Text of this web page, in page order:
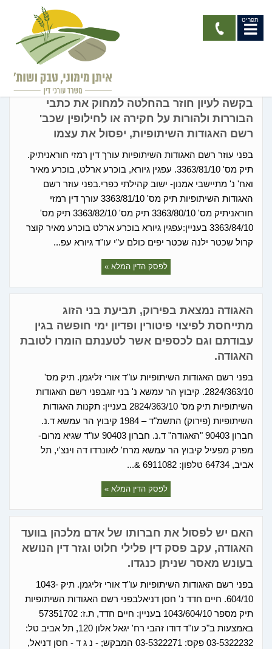
תפריט
החלטות רשם האגודות
בקשה לעיון חוזר בהחלטה למחוק את כתבי
הבוררות ולהורות על חקירה או לחילופין שכב'
רשם האגודות השיתופיות, יפסול את עצמו
בפני עוזר רשם האגודות השיתופיות עורך דין רמזי חוראניתיק.
תיק מס' 3363/81/10. עפגין גיורא, בוכרע ארלט, בוכרע מאיר
ואח' נ' מתיישבי אמנון- ישוב קהילתי כפרי.בפני עוזר רשם
האגודות השיתופיות תיק מס' 3363/81/10 עורך דין רמזי
חוראניתיק מס' 3363/80/10 תיק מס' 3363/82/10 תיק מס'
3363/84/10 בעניין:עפגין גיורא בוכרע ארלט בוכרע מאיר קוצר
קרול שכטר ילנה שכטר יפים כולם ע"י עו"ד גיורא עפ...
לפסק הדין המלא »
האגודה נמצאת בפירוק, תביעת בני הזוג
מתייחסת לפיצוי פיטורין ופדיון ימי חופשה בגין
עבודתם וגם לכספים אשר לטענתם הומרו לטובת
האגודה.
בפני רשם האגודות השיתופיות עו"ד אורי זליגמן. תיק מס'
2824/363/10. קיבוץ הר עמשא נ' בני זוגבפני רשם האגודות
השיתופיות תיק מס' 2824/363/10 בעניין: תקנות האגודות
השיתופיות (פירוק) התשמ"ד – 1984 קיבוץ הר עמשא ד.נ.
חברון 90403 "האגודה" ד.נ. חברון 90403 עו"ד שגיא מרום-
מפרק מפעיל קיבוץ הר עמשא מרח' לאונרדו דה וינצ'י, תל
אביב, 64734 טלפון: 6911082 &...
לפסק הדין המלא »
האם יש לפסול את חברותו של אדם מלכהן בוועד
האגודה, עקב פסק דין פלילי חלוט וגזר דין הנושא
בעונש מאסר שניתן כנגדו.
בפני רשם האגודות השיתופיות עו"ד אורי זליגמן. תיק 1043-
604/10. חיים חדד נ' חסן דניאלבפני רשם האגודות השיתופיות
תיק מספר 1043/604/10 בעניין: חיים חדד, ת.ז: 57351702
באמצעות ב"כ עו"ד דודו זהבי רח' יגאל אלון 120, תל אביב טל:
03-5322232 פקס: 03-5322271 המבקש; - נ ג ד - חסן דניאל,